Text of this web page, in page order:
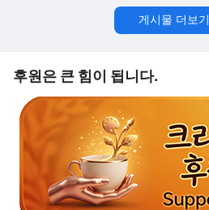
게시물 더보기
후원은 큰 힘이 됩니다.